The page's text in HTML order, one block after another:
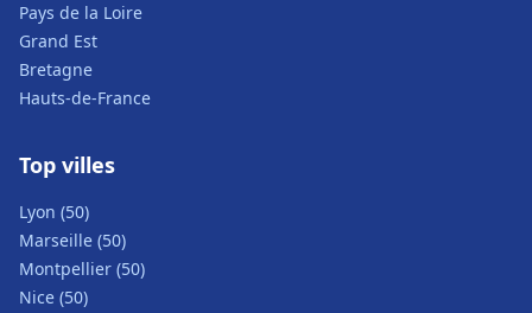
Pays de la Loire
Grand Est
Bretagne
Hauts-de-France
Top villes
Lyon (50)
Marseille (50)
Montpellier (50)
Nice (50)